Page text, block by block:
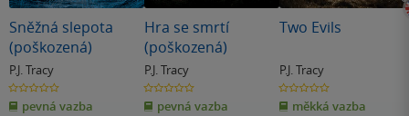
Sněžná slepota
(poškozená)
P.J. Tracy
0.0
z
5 pevná vazba
Hra se smrtí
(poškozená)
P.J. Tracy
0.0
z
5 pevná vazba
Two Evils
P.J. Tracy
0.0
z
5 měkká vazba